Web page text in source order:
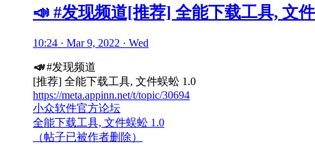
📣 #发现频道[推荐] 全能下载工具, 文
10:24 · Mar 9, 2022 · Wed
📣#发现频道
[推荐] 全能下载工具, 文件蜈蚣 1.0
https://meta.appinn.net/t/topic/30694
小众软件官方论坛
全能下载工具, 文件蜈蚣 1.0
（帖子已被作者删除）